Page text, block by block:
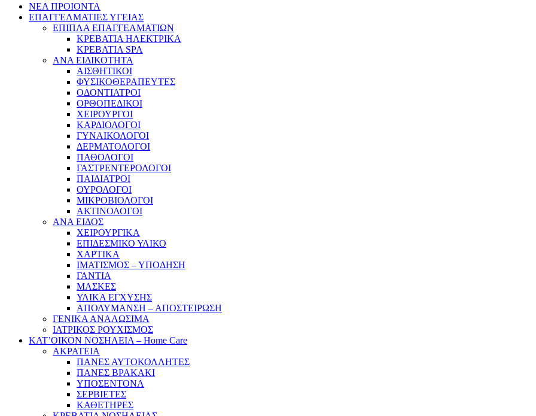
ΝΕΑ ΠΡΟΙΟΝΤΑ
ΕΠΑΓΓΕΛΜΑΤΙΕΣ ΥΓΕΙΑΣ
ΕΠΙΠΛΑ ΕΠΑΓΓΕΛΜΑΤΙΩΝ
ΚΡΕΒΑΤΙΑ ΗΛΕΚΤΡΙΚΑ
ΚΡΕΒΑΤΙΑ SPA
ΑΝΑ ΕΙΔΙΚΟΤΗΤΑ
ΑΙΣΘΗΤΙΚΟΙ
ΦΥΣΙΚΟΘΕΡΑΠΕΥΤΕΣ
ΟΔΟΝΤΙΑΤΡΟΙ
ΟΡΘΟΠΕΔΙΚΟΙ
ΧΕΙΡΟΥΡΓΟΙ
ΚΑΡΔΙΟΛΟΓΟΙ
ΓΥΝΑΙΚΟΛΟΓΟΙ
ΔΕΡΜΑΤΟΛΟΓΟΙ
ΠΑΘΟΛΟΓΟΙ
ΓΑΣΤΡΕΝΤΕΡΟΛΟΓΟΙ
ΠΑΙΔΙΑΤΡΟΙ
ΟΥΡΟΛΟΓΟΙ
ΜΙΚΡΟΒΙΟΛΟΓΟΙ
ΑΚΤΙΝΟΛΟΓΟΙ
ΑΝΑ ΕΙΔΟΣ
ΧΕΙΡΟΥΡΓΙΚΑ
ΕΠΙΔΕΣΜΙΚΟ ΥΛΙΚΟ
ΧΑΡΤΙΚΑ
ΙΜΑΤΙΣΜΟΣ – ΥΠΟΔΗΣΗ
ΓΑΝΤΙΑ
ΜΑΣΚΕΣ
ΥΛΙΚΑ ΕΓΧΥΣΗΣ
ΑΠΟΛΥΜΑΝΣΗ – ΑΠΟΣΤΕΙΡΩΣΗ
ΓΕΝΙΚΑ ΑΝΑΛΩΣΙΜΑ
ΙΑΤΡΙΚΟΣ ΡΟΥΧΙΣΜΟΣ
ΚΑΤ’ΟΙΚΟΝ ΝΟΣΗΛΕΙΑ – Home Care
ΑΚΡΑΤΕΙΑ
ΠΑΝΕΣ ΑΥΤΟΚΟΛΛΗΤΕΣ
ΠΑΝΕΣ ΒΡΑΚΑΚΙ
ΥΠΟΣΕΝΤΟΝΑ
ΣΕΡΒΙΕΤΕΣ
ΚΑΘΕΤΗΡΕΣ